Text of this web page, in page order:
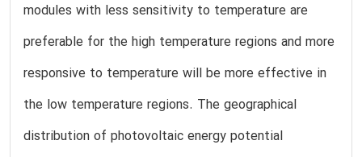
modules with less sensitivity to temperature are
preferable for the high temperature regions and more
responsive to temperature will be more effective in
the low temperature regions. The geographical
distribution of photovoltaic energy potential